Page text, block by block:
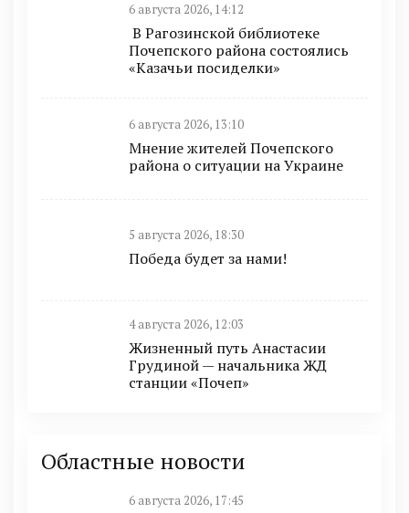
6 августа 2026, 14:12
В Рагозинской библиотеке
Почепского района состоялись
«Казачьи посиделки»
6 августа 2026, 13:10
Мнение жителей Почепского
района о ситуации на Украине
5 августа 2026, 18:30
Победа будет за нами!
4 августа 2026, 12:03
Жизненный путь Анастасии
Грудиной — начальника ЖД
станции «Почеп»
Областные новости
6 августа 2026, 17:45